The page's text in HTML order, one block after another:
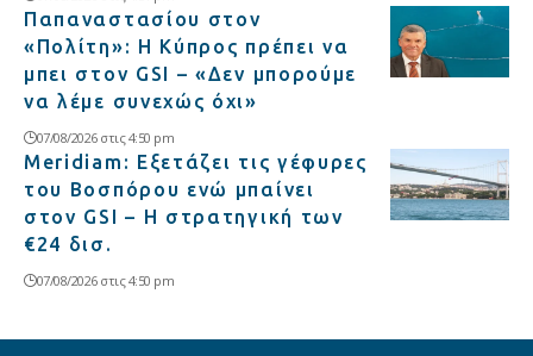
Παπαναστασίου στον
«Πολίτη»: Η Κύπρος πρέπει να
μπει στον GSI – «Δεν μπορούμε
να λέμε συνεχώς όχι»
07/08/2026 στις 4:50 pm
Meridiam: Εξετάζει τις γέφυρες
του Βοσπόρου ενώ μπαίνει
στον GSI – Η στρατηγική των
€24 δισ.
07/08/2026 στις 4:50 pm